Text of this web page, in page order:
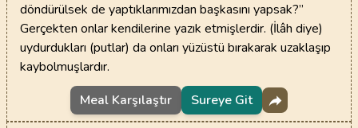
döndürülsek de yaptıklarımızdan başkasını yapsak?”
Gerçekten onlar kendilerine yazık etmişlerdir. (İlâh diye)
uydurdukları (putlar) da onları yüzüstü bırakarak uzaklaşıp
kaybolmuşlardır.
Meal Karşılaştır
Sureye Git